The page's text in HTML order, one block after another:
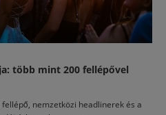
több mint 200 fellépővel
nemzetközi headlinerek és a